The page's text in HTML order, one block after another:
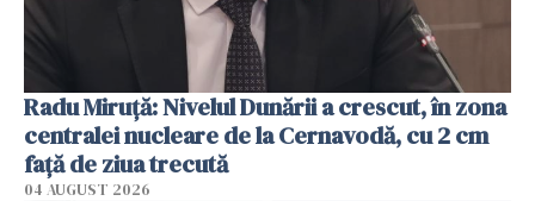
Radu Miruţă: Nivelul Dunării a crescut, în zona
centralei nucleare de la Cernavodă, cu 2 cm
faţă de ziua trecută
04 AUGUST 2026